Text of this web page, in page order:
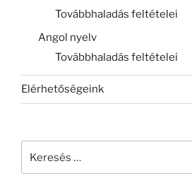
Továbbhaladás feltételei
Angol nyelv
Továbbhaladás feltételei
Elérhetőségeink